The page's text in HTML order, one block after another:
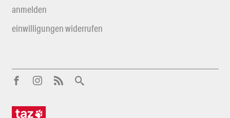
anmelden
einwilligungen widerrufen